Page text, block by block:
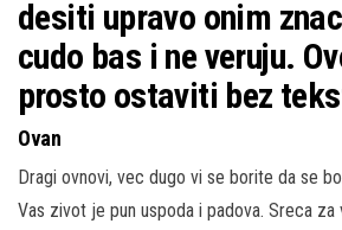
desiti upravo onim
cudo bas i ne veruju.
prosto ostaviti bez
Ovan
Dragi ovnovi, vec dugo vi se borite da se
Vas zivot je pun uspoda i padova. Sreca za